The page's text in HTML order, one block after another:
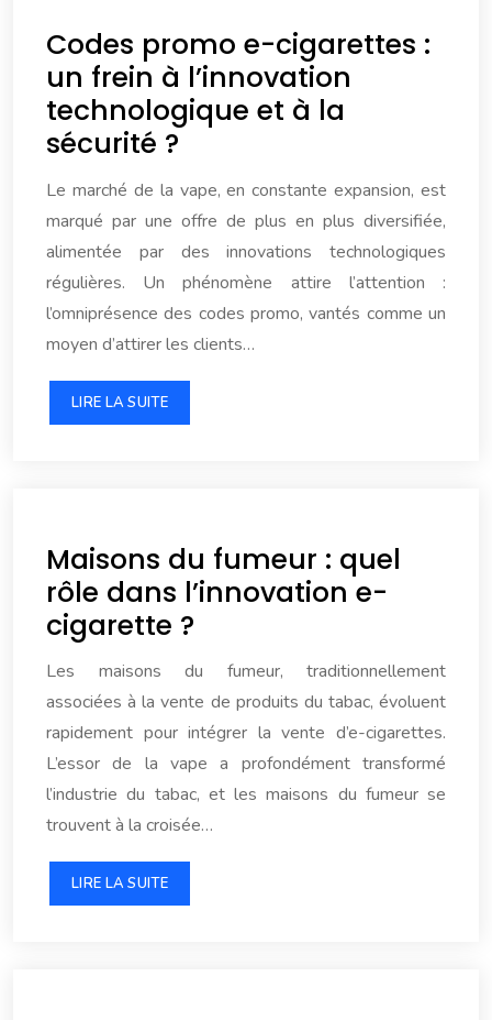
Codes promo e-cigarettes :
un frein à l’innovation
technologique et à la
sécurité ?
Le marché de la vape, en constante expansion, est
marqué par une offre de plus en plus diversifiée,
alimentée par des innovations technologiques
régulières. Un phénomène attire l’attention :
l’omniprésence des codes promo, vantés comme un
moyen d’attirer les clients…
LIRE LA SUITE
Maisons du fumeur : quel
rôle dans l’innovation e-
cigarette ?
Les maisons du fumeur, traditionnellement
associées à la vente de produits du tabac, évoluent
rapidement pour intégrer la vente d’e-cigarettes.
L’essor de la vape a profondément transformé
l’industrie du tabac, et les maisons du fumeur se
trouvent à la croisée…
LIRE LA SUITE